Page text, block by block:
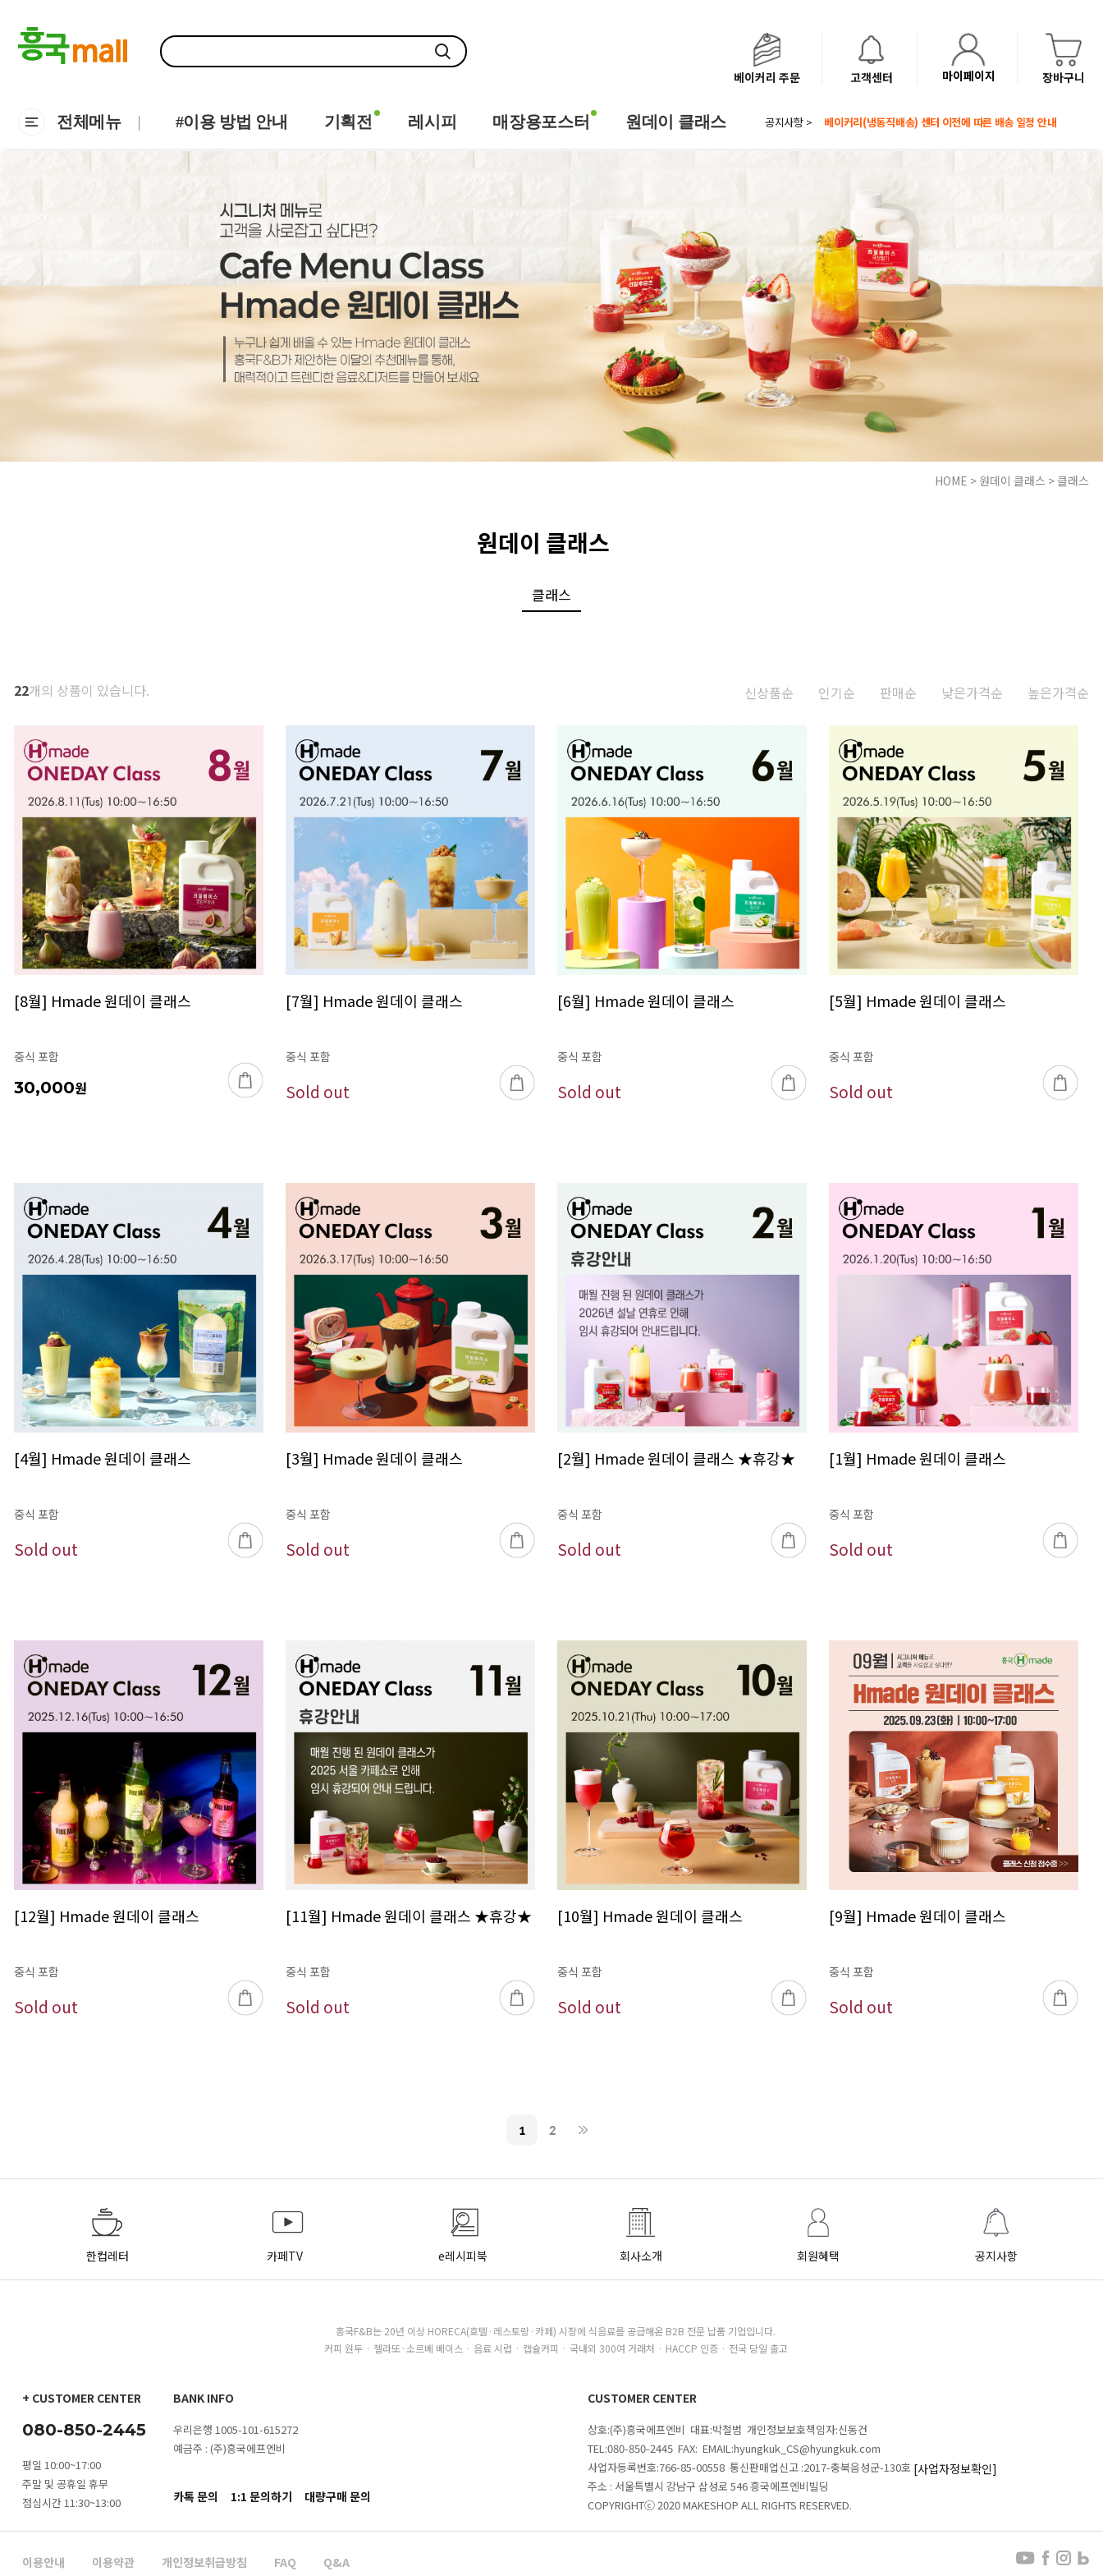
베이커리 주문 고객센터 마이페이지 장바구니
전체메뉴 #이용 방법 안내 기획전 레시피 매장용포스터 원데이 클래스 공지사항 >
8월 광복절 배송안내
베이커리(냉동직배송) 센터 이전에 따른 배송 일정 안내
HOME > 원데이 클래스 >클래스
원데이 클래스
클래스
22개의 상품이 있습니다. 신상품순 인기순 판매순 낮은가격순 높은가격순
[8월] Hmade 원데이 클래스
중식 포함
30,000원
[7월] Hmade 원데이 클래스
중식 포함
Sold out
[6월] Hmade 원데이 클래스
중식 포함
Sold out
[5월] Hmade 원데이 클래스
중식 포함
Sold out
[4월] Hmade 원데이 클래스
중식 포함
Sold out
[3월] Hmade 원데이 클래스
중식 포함
Sold out
[2월] Hmade 원데이 클래스 ★휴강★
중식 포함
Sold out
[1월] Hmade 원데이 클래스
중식 포함
Sold out
[12월] Hmade 원데이 클래스
중식 포함
Sold out
[11월] Hmade 원데이 클래스 ★휴강★
중식 포함
Sold out
[10월] Hmade 원데이 클래스
중식 포함
Sold out
[9월] Hmade 원데이 클래스
중식 포함
Sold out
1 2
한컵레터 카페TV e레시피북 회사소개 회원혜택 공지사항
흥국F&B는 20년 이상 HORECA(호텔·레스토랑·카페) 시장에 식음료를 공급해온 B2B 전문 납품 기업입니다.
커피 원두 · 젤라또·소르베 베이스 · 음료 시럽 · 캡슐커피 · 국내외 300여 거래처 · HACCP 인증 · 전국 당일 출고
+ CUSTOMER CENTER
080-850-2445
평일 10:00~17:00
주말 및 공휴일 휴무
점심시간 11:30~13:00
BANK INFO
우리은행 1005-101-615272
예금주 : (주)흥국에프엔비
카톡 문의 1:1 문의하기 대량구매 문의
CUSTOMER CENTER
상호:(주)흥국에프엔비 대표:박철범 개인정보보호책임자:신동건
TEL:080-850-2445 FAX: EMAIL:hyungkuk_CS@hyungkuk.com
사업자등록번호:766-85-00558 통신판매업신고 :2017-충북음성군-130호 [사업자정보확인]
주소 : 서울특별시 강남구 삼성로 546 흥국에프엔비빌딩
COPYRIGHTⓒ 2020 MAKESHOP ALL RIGHTS RESERVED.
이용안내 이용약관 개인정보취급방침 FAQ Q&A